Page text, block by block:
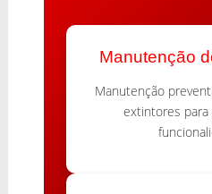
Manutenção
Manutenção
extintores para